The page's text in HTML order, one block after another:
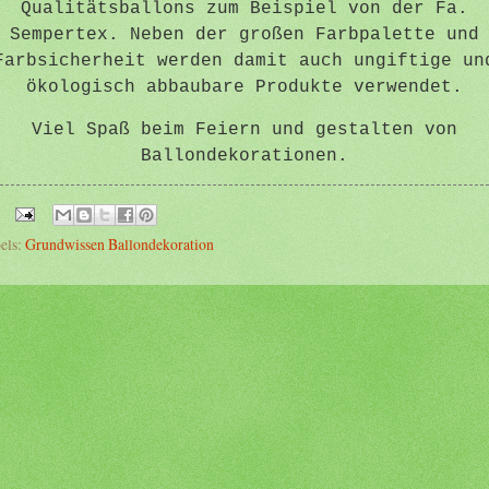
Qualitätsballons zum Beispiel von der Fa.
Sempertex. Neben der großen Farbpalette und
werden damit auch ungiftige
ökologisch abbaubare Produkte verwendet.
Viel Spaß beim Feiern und gestalten von
Ballondekorationen.
Grundwissen Ballondekoration